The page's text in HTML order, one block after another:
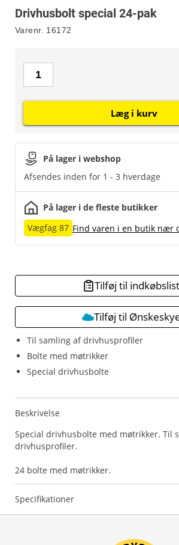
Drivhusbolt special 24-pak
Varenr. 16172
Til samling af drivhusprofiler
Bolte med møtrikker
Special drivhusbolte
På lager i webshop
Afsendes inden for 1 - 3 hverdage
På lager i de fleste butikker
Vægfag 87 Find varen i en butik nær
Læg i kurv
Tilføj til
Tilføj til
Beskrivelse
Special drivhusbolte med møtrikker. Til
drivhusprofiler.
24 bolte med møtrikker.
Specifikationer